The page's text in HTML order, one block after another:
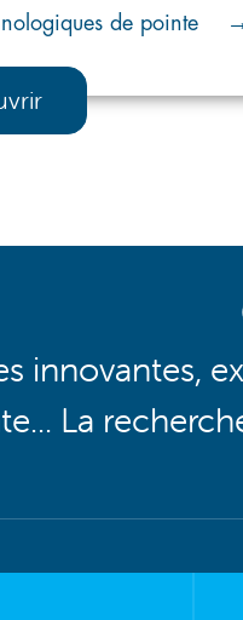
de pointe
innovantes,
La